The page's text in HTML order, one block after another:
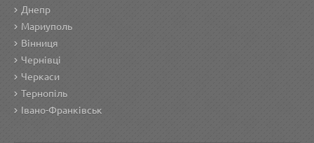
Днепр
Мариуполь
Вінниця
Чернівці
Черкаси
Тернопіль
Івано-Франківськ